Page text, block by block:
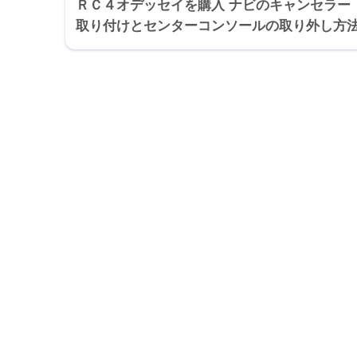
ＲＣ４オデッセイを購入 ナビのキャンセラー
取り付けとセンターコンソールの取り外し方